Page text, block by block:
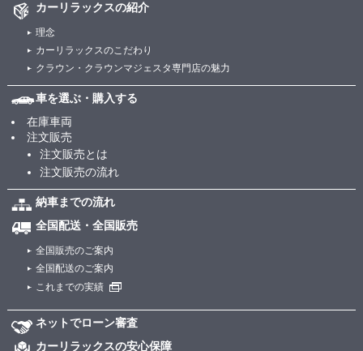
カーリラックスの紹介
理念
カーリラックスのこだわり
クラウン・クラウンマジェスタ専門店の魅力
車を選ぶ・購入する
在庫車両
注文販売
注文販売とは
注文販売の流れ
納車までの流れ
全国配送・全国販売
全国販売のご案内
全国配送のご案内
これまでの実績
ネットでローン審査
カーリラックスの安心保障